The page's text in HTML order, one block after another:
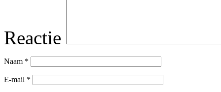
Reactie
Naam *
E-mail *